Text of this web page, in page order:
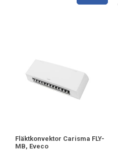
Fläktkonvektor Carisma FLY-
MB, Eveco